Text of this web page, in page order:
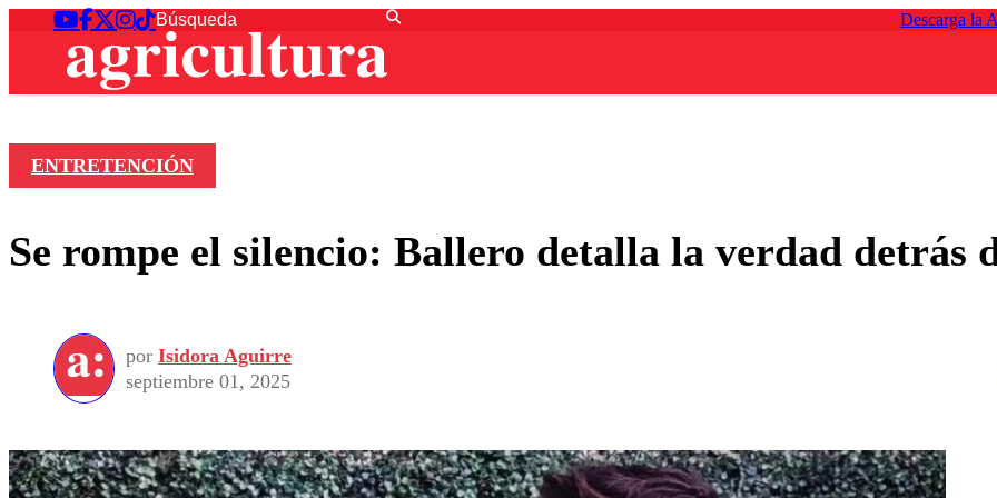
Descarga la
ENTRETENCIÓN
Se rompe el silencio: Ballero detalla la verdad detrás
por Isidora Aguirre
septiembre 01, 2025